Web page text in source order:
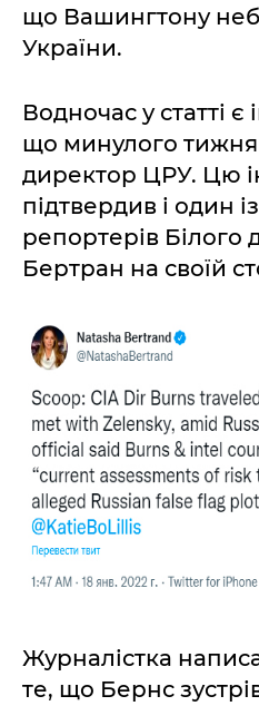
що Вашингтону
України.
Водночас у статті
що минулого тижня
директор ЦРУ. Цю
підтвердив і один
репортерів Білого
Бертран на своїй
Журналістка
те, що Бернс